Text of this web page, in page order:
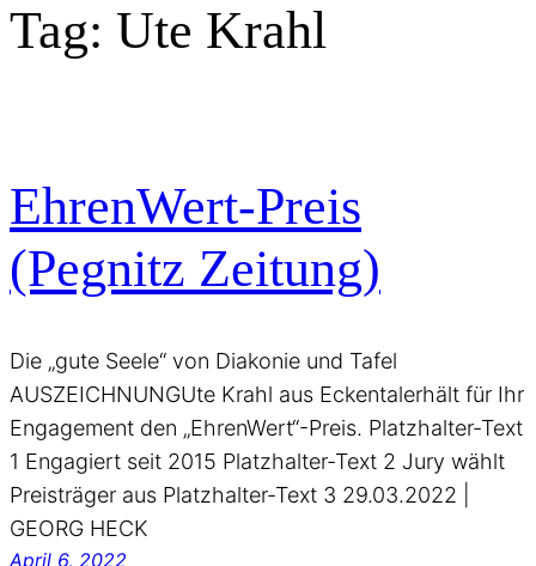
Tag: Ute Krahl
EhrenWert-Preis
(Pegnitz Zeitung)
Die „gute Seele“ von Diakonie und Tafel
AUSZEICHNUNGUte Krahl aus Eckentalerhält für Ihr
Engagement den „EhrenWert“-Preis. Platzhalter-Text
1 Engagiert seit 2015 Platzhalter-Text 2 Jury wählt
Preisträger aus Platzhalter-Text 3 29.03.2022 |
GEORG HECK
April 6, 2022